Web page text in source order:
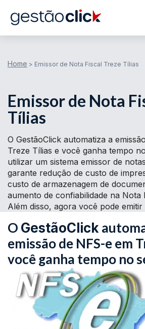
Home > Emissor de Nota Fiscal Treze Tílias
Emissor de Nota
Tílias
O GestãoClick automatiza a
Treze Tílias e você ganha tempo
utilizar um sistema emissor de
garante redução de custo de
custo de armazenagem de
aumento de confiabilidade na Nota
Além disso, agora você pode
O GestãoClick
emissão de NFS-e em
você ganha tempo no